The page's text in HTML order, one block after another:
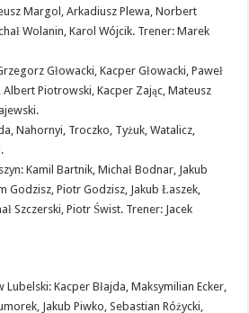
Margol, Arkadiusz Plewa, Norbert
Wolanin, Karol Wójcik. Trener: Marek
Głowacki, Kacper Głowacki, Paweł
Piotrowski, Kacper Zając, Mateusz
Nahornyi, Troczko, Tyżuk, Watalicz,
Kamil Bartnik, Michał Bodnar, Jakub
Godzisz, Piotr Godzisz, Jakub Łaszek,
Szczerski, Piotr Świst. Trener: Jacek
Lubelski: Kacper Błajda, Maksymilian Ecker,
Jakub Piwko, Sebastian Różycki,